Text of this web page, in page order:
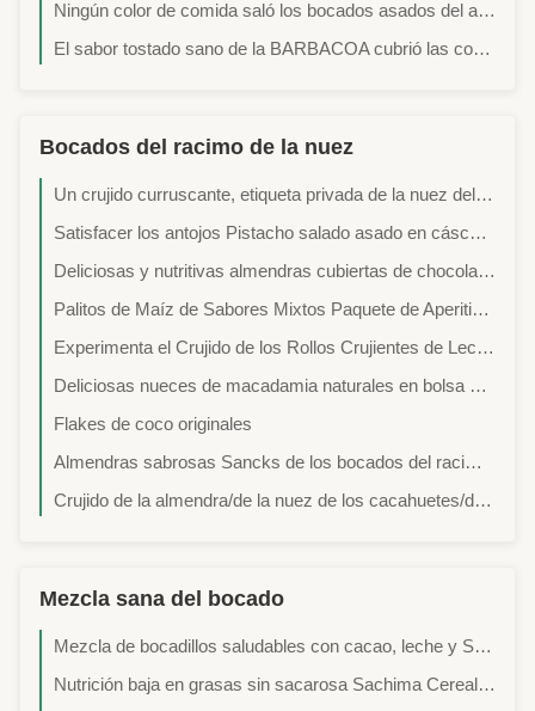
Ningún color de comida saló los bocados asados del anacardo con la certificación de HACCP/HALAL/BRC
El sabor tostado sano de la BARBACOA cubrió las comidas de bocado asadas de los anacardos con la certificación kosher/de Halal/BRC
Bocados del racimo de la nuez
Un crujido curruscante, etiqueta privada de la nuez del sésamo de la mordedura de los bocados Nuts disponible
Satisfacer los antojos Pistacho salado asado en cáscara Muestra gratuita
Deliciosas y nutritivas almendras cubiertas de chocolate para la hora del refrigerio
Palitos de Maíz de Sabores Mixtos Paquete de Aperitivos Surtidos Original Manzana Plátano Fresa
Experimenta el Crujido de los Rollos Crujientes de Leche en una Bolsa de Plástico Conveniente
Deliciosas nueces de macadamia naturales en bolsa de plástico
Flakes de coco originales
Almendras sabrosas Sancks de los bocados del racimo de la nuez del sabor de la salsa de soja del Wasabi del ajo
Crujido de la almendra/de la nuez de los cacahuetes/de los bocados del racimo de la nuez del sésamo con el certificado de BRC/HACCP
Mezcla sana del bocado
Mezcla de bocadillos saludables con cacao, leche y Sachima con larga vida útil y personalización OEM para venta minorista y distribución
Nutrición baja en grasas sin sacarosa Sachima Cereales Snack con semillas de calabaza pasas de uva secas Cranberry para los consumidores conscientes de la salud